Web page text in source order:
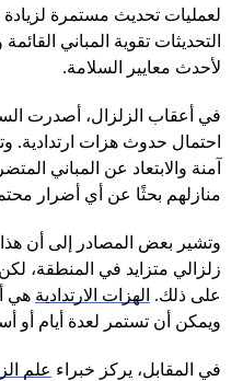
لعمليات تحديث مستمرة
التحديثات تقوية المباني
لأحدث معايير السلامة.
في أعقاب الزلزال، أصدرت
احتمال حدوث هزات ارتدادية.
آمنة والابتعاد عن المباني
منازلهم بحثًا عن أي أضرار
وتشير بعض المصادر إلى أن
زلزالي متزايد في المنطقة،
على ذلك. الهزات الارتدادية هي
ويمكن أن تستمر لعدة أيام أو
في المقابل، يركز خبراء علم